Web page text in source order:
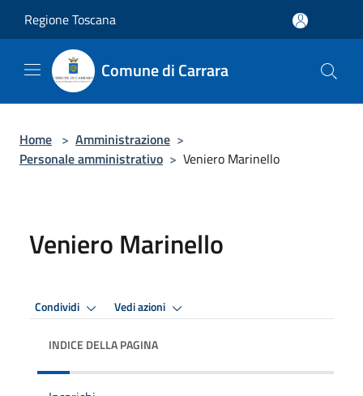
Regione Toscana
Comune di Carrara
Home > Amministrazione >
Personale amministrativo > Veniero Marinello
Veniero Marinello
Condividi Vedi azioni
INDICE DELLA PAGINA